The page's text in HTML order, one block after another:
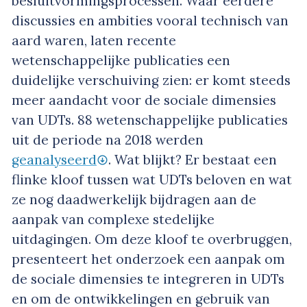
discussies en ambities vooral technisch van
aard waren, laten recente
wetenschappelijke publicaties een
duidelijke verschuiving zien: er komt steeds
meer aandacht voor de sociale dimensies
van UDTs. 88 wetenschappelijke publicaties
uit de periode na 2018 werden
geanalyseerd
. Wat blijkt? Er bestaat een
flinke kloof tussen wat UDTs beloven en wat
ze nog daadwerkelijk bijdragen aan de
aanpak van complexe stedelijke
uitdagingen. Om deze kloof te overbruggen,
presenteert het onderzoek een aanpak om
de sociale dimensies te integreren in UDTs
en om de ontwikkelingen en gebruik van